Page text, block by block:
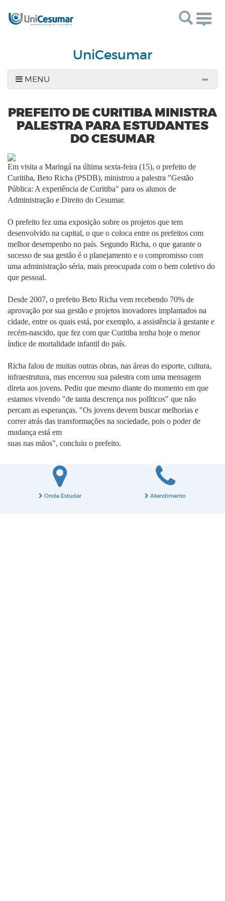
UniCesumar
MENU
PREFEITO DE CURITIBA MINISTRA
PALESTRA PARA ESTUDANTES
DO CESUMAR
Em visita a Maringá na última sexta-feira (15), o prefeito de
Curitiba, Beto Richa (PSDB), ministrou a palestra "Gestão
Pública: A experiência de Curitiba" para os alunos de
Administração e Direito do Cesumar.
O prefeito fez uma exposição sobre os projetos que tem
desenvolvido na capital, o que o coloca entre os prefeitos com
melhor desempenho no país. Segundo Richa, o que garante o
sucesso de sua gestão é o planejamento e o compromisso com
uma administração séria, mais preocupada com o bem coletivo do
que pessoal.
Desde 2007, o prefeito Beto Richa vem recebendo 70% de
aprovação por sua gestão e projetos inovadores implantados na
cidade, entre os quais está, por exemplo, a assistência à gestante e
recém-nascido, que fez com que Curitiba tenha hoje o menor
índice de mortalidade infantil do país.
Richa falou de muitas outras obras, nas áreas do esporte, cultura,
infraestrutura, mas encerrou sua palestra com uma mensagem
direta aos jovens. Pediu que mesmo diante do momento em que
estamos vivendo "de tanta descrença nos políticos" que não
percam as esperanças. "Os jovens devem buscar melhorias e
correr atrás das transformações na sociedade, pois o poder de
mudança está em
suas nas mãos", concluiu o prefeito.
Onde Estudar Atendimento